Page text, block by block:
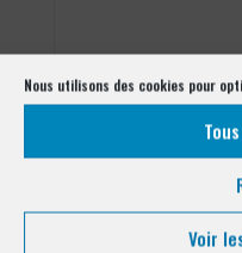
Nous utilisons des cookies pour
Voir
quantité